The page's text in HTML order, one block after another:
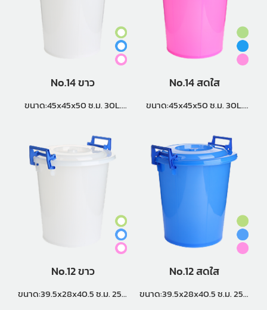
No.14 ขาว
ขนาด:45x45x50 ซ.ม. 30L.
No.14 สดใส
ขนาด:45x45x50 ซ.ม. 30L.
No.12 ขาว
ขนาด:39.5x28x40.5 ซ.ม. 25L.
No.12 สดใส
ขนาด:39.5x28x40.5 ซ.ม. 25L.